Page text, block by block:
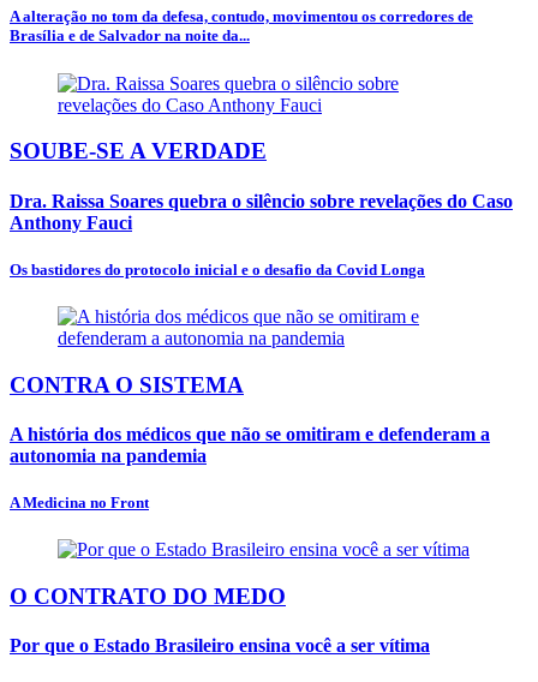
A alteração no tom da defesa, contudo, movimentou os corredores de
Brasília e de Salvador na noite da...
SOUBE-SE A VERDADE
Dra. Raissa Soares quebra o silêncio sobre revelações do Caso
Anthony Fauci
Os bastidores do protocolo inicial e o desafio da Covid Longa
CONTRA O SISTEMA
A história dos médicos que não se omitiram e defenderam a
autonomia na pandemia
A Medicina no Front
O CONTRATO DO MEDO
Por que o Estado Brasileiro ensina você a ser vítima